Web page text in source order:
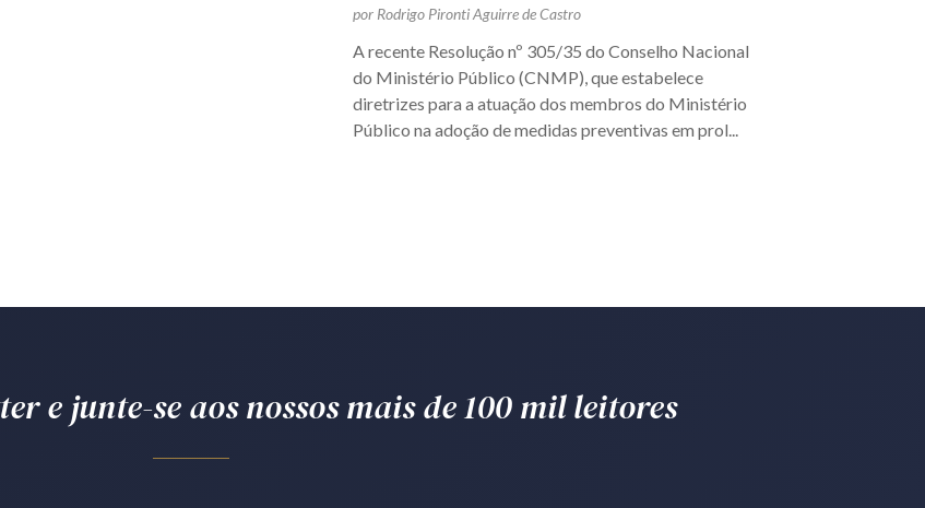
por Rodrigo Pironti Aguirre de Castro
A recente Resolução nº 305/35 do Conselho Nacional
do Ministério Público (CNMP), que estabelece
diretrizes para a atuação dos membros do Ministério
Público na adoção de medidas preventivas em prol...
e junte-se aos nossos mais de 100 mil leitores